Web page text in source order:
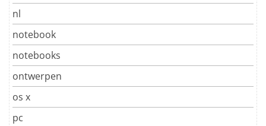
nl
notebook
notebooks
ontwerpen
os x
pc